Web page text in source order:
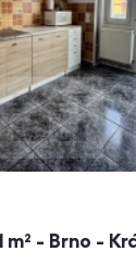
m² - Brno -